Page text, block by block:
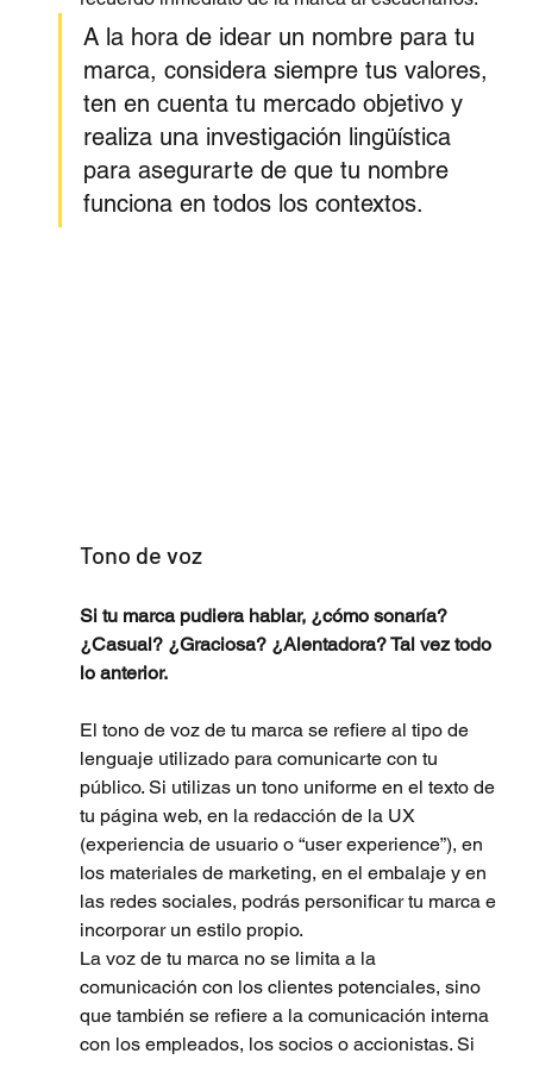
A la hora de idear un nombre para tu
marca, considera siempre tus valores,
ten en cuenta tu mercado objetivo y
realiza una investigación lingüística
para asegurarte de que tu nombre
funciona en todos los contextos.
Tono de voz
Si tu marca pudiera hablar, ¿cómo sonaría?
¿Casual? ¿Graciosa? ¿Alentadora? Tal vez todo
lo anterior.
El tono de voz de tu marca se refiere al tipo de
lenguaje utilizado para comunicarte con tu
público. Si utilizas un tono uniforme en el texto de
tu página web, en la redacción de la UX
(experiencia de usuario o “user experience”), en
los materiales de marketing, en el embalaje y en
las redes sociales, podrás personificar tu marca e
incorporar un estilo propio.
La voz de tu marca no se limita a la
comunicación con los clientes potenciales, sino
que también se refiere a la comunicación interna
con los empleados, los socios o accionistas. Si